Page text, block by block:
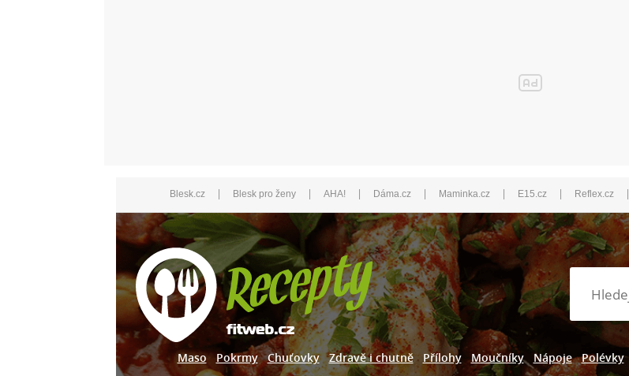
Blesk.cz | Blesk pro ženy | AHA! | Dáma.cz | Maminka.cz | E15.cz | Reflex.cz |
Maso Pokrmy Chuťovky Zdravě i chutně Přílohy Moučníky Nápoje Polévky